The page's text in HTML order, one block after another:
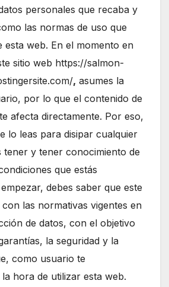
personales que recaba y
las normas de uso que
esta web. En el momento en
sitio web https://salmon-
, asumes la
por lo que el contenido de
afecta directamente. Por eso,
lo leas para disipar cualquier
tener y tener conocimiento de
que estás
debes saber que este
las normativas vigentes en
de datos, con el objetivo
la seguridad y la
como usuario te
hora de utilizar esta web.